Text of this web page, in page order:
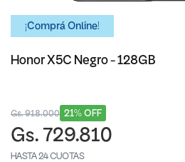
¡Comprá Online!
Honor X5C Negro - 128GB
21% OFF
Gs. 918.000
Gs. 729.810
HASTA 24 CUOTAS